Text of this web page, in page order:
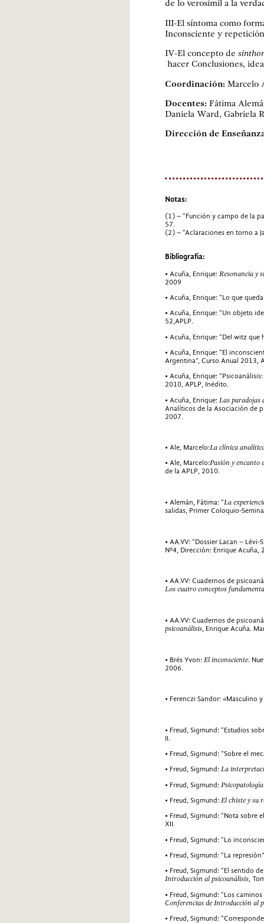
de lo verosímil a la
III-El síntoma como
Inconsciente y repetición
IV-El concepto de
hacer Conclusiones,
Coordinación: Marcelo
Docentes: Fátima
Daniela Ward, Gabriela
Dirección de
Notas:
(1) – “Función y campo de la
57.
(2) – “Aclaraciones en torno a
Bibliografía:
• Acuña, Enrique: Resonancia y
2009
• Acuña, Enrique: “Lo que
• Acuña, Enrique: “Un objeto
52,APLP.
• Acuña, Enrique: “Del witz
• Acuña, Enrique: “El
Argentina”, Curso Anual 2013,
• Acuña, Enrique:
2010, APLP, Inédito.
• Acuña, Enrique: Las paradojas
Analíticos de la Asociación de
2007.
• Ale, Marcelo:La clínica
• Ale, Marcelo:Pasión y encanto
de la APLP, 2010.
• Alemán, Fátima: “La
salidas, Primer Coloquio-
• AA.VV: “Dossier Lacan – Lévi-
Nº4, Dirección: Enrique Acuña,
• AA.VV: Cuadernos de
Los cuatro conceptos
• AA.VV: Cuadernos de
psicoanálisis, Enrique Acuña.
• Brés Yvon: El inconsciente.
2006.
• Ferenczi Sandor: «Masculino
• Freud, Sigmund: “Estudios
II.
• Freud, Sigmund: “Sobre el
• Freud, Sigmund: La
• Freud, Sigmund:
• Freud, Sigmund: El chiste y su
• Freud, Sigmund: “Nota sobre
XII.
• Freud, Sigmund: “Lo
• Freud, Sigmund: “La
• Freud, Sigmund: “El sentido
Introducción al psicoanálisis,
• Freud, Sigmund: “Los
Conferencias de Introducción al
• Freud, Sigmund: